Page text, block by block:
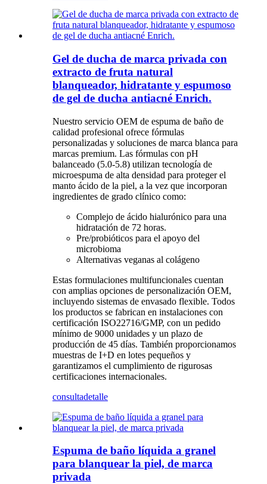
Gel de ducha de marca privada con
extracto de fruta natural
blanqueador, hidratante y espumoso
de gel de ducha antiacné Enrich.
Nuestro servicio OEM de espuma de baño de
calidad profesional ofrece fórmulas
personalizadas y soluciones de marca blanca para
marcas premium. Las fórmulas con pH
balanceado (5.0-5.8) utilizan tecnología de
microespuma de alta densidad para proteger el
manto ácido de la piel, a la vez que incorporan
ingredientes de grado clínico como:
Complejo de ácido hialurónico para una
hidratación de 72 horas.
Pre/probióticos para el apoyo del
microbioma
Alternativas veganas al colágeno
Estas formulaciones multifuncionales cuentan
con amplias opciones de personalización OEM,
incluyendo sistemas de envasado flexible. Todos
los productos se fabrican en instalaciones con
certificación ISO22716/GMP, con un pedido
mínimo de 9000 unidades y un plazo de
producción de 45 días. También proporcionamos
muestras de I+D en lotes pequeños y
garantizamos el cumplimiento de rigurosas
certificaciones internacionales.
consultadetalle
Espuma de baño líquida a granel
para blanquear la piel, de marca
privada